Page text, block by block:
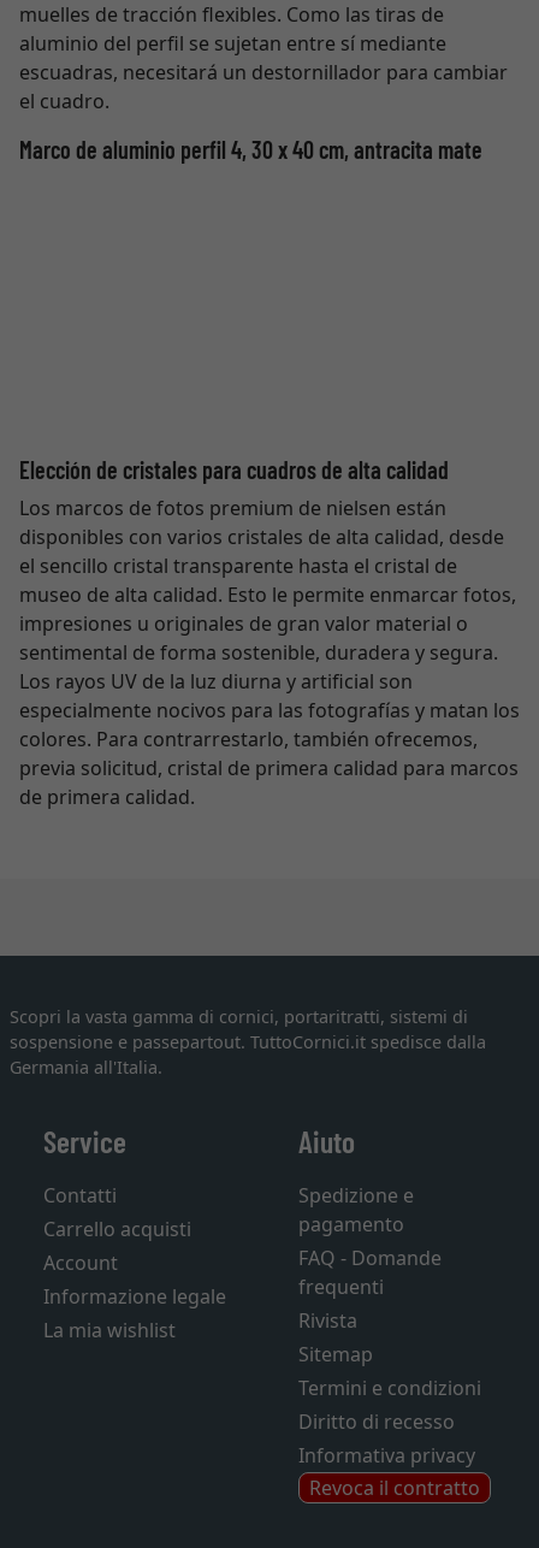
muelles de tracción flexibles. Como las tiras de
aluminio del perfil se sujetan entre sí mediante
escuadras, necesitará un destornillador para cambiar
el cuadro.
Marco de aluminio perfil 4, 30 x 40 cm, antracita mate
Elección de cristales para cuadros de alta calidad
Los marcos de fotos premium de nielsen están
disponibles con varios cristales de alta calidad, desde
el sencillo cristal transparente hasta el cristal de
museo de alta calidad. Esto le permite enmarcar fotos,
impresiones u originales de gran valor material o
sentimental de forma sostenible, duradera y segura.
Los rayos UV de la luz diurna y artificial son
especialmente nocivos para las fotografías y matan los
colores. Para contrarrestarlo, también ofrecemos,
previa solicitud, cristal de primera calidad para marcos
de primera calidad.
Scopri la vasta gamma di cornici, portaritratti, sistemi di
sospensione e passepartout. TuttoCornici.it spedisce dalla
Germania all'Italia.
Service
Contatti
Carrello acquisti
Account
Informazione legale
La mia wishlist
Aiuto
Spedizione e
pagamento
FAQ - Domande
frequenti
Rivista
Sitemap
Termini e condizioni
Diritto di recesso
Informativa privacy
Revoca il contratto